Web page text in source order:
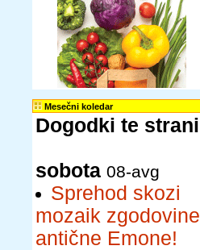
Mesečni koledar
Dogodki te strani
sobota 08-avg
Sprehod skozi
mozaik zgodovine
antične Emone!